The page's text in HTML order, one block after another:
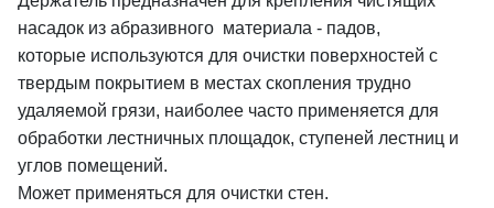
насадок из абразивного материала - падов,
которые используются для очистки поверхностей с
твердым покрытием в местах скопления трудно
удаляемой грязи, наиболее часто применяется для
обработки лестничных площадок, ступеней лестниц и
углов помещений.
Может применяться для очистки стен.